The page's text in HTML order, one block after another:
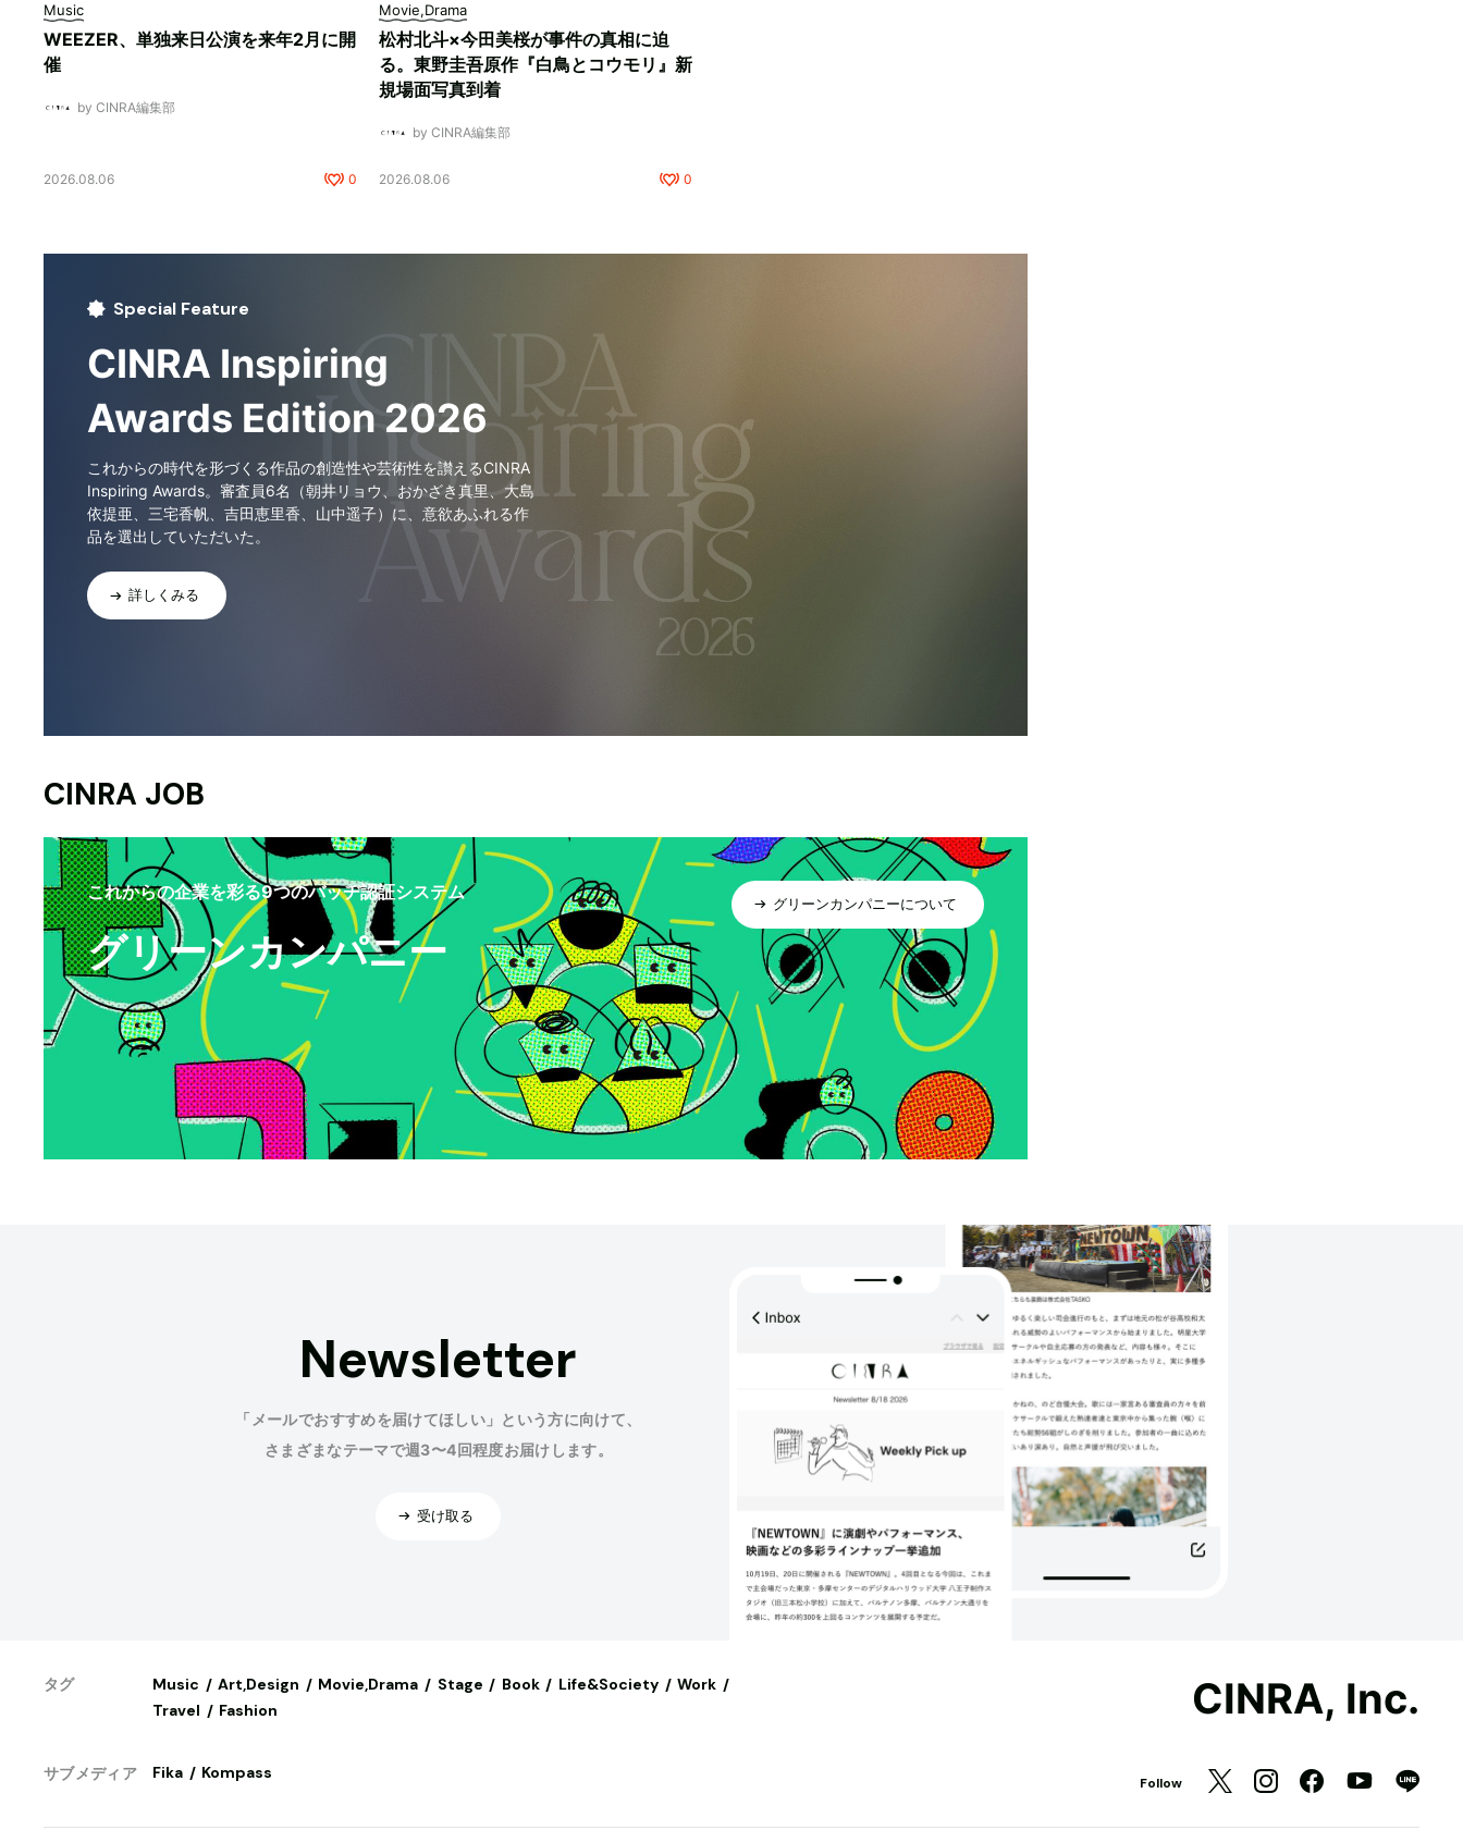
Music
WEEZER、単独来日公演を来年2月に開
催
by CINRA編集部
2026.08.06 0
Movie,Drama
松村北斗×今田美桜が事件の真相に迫
る。東野圭吾原作『白鳥とコウモリ』新
規場面写真到着
by CINRA編集部
2026.08.06 0
Special Feature
CINRA Inspiring
Awards Edition 2026
これからの時代を形づくる作品の創造性や芸術性を讃えるCINRA
Inspiring Awards。審査員6名（朝井リョウ、おかざき真里、大島
依提亜、三宅香帆、吉田恵里香、山中遥子）に、意欲あふれる作
品を選出していただいた。
詳しくみる
CINRA JOB
これからの企業を彩る9つのバッヂ認証システム
グリーンカンパニー
グリーンカンパニーについて
Newsletter
「メールでおすすめを届けてほしい」という方に向けて、
さまざまなテーマで週3〜4回程度お届けします。
受け取る
タグ Music Art,Design Movie,Drama Stage Book Life&Society
Work
Travel
Fashion
サブメディア Fika Kompass
CINRA, Inc.
Follow